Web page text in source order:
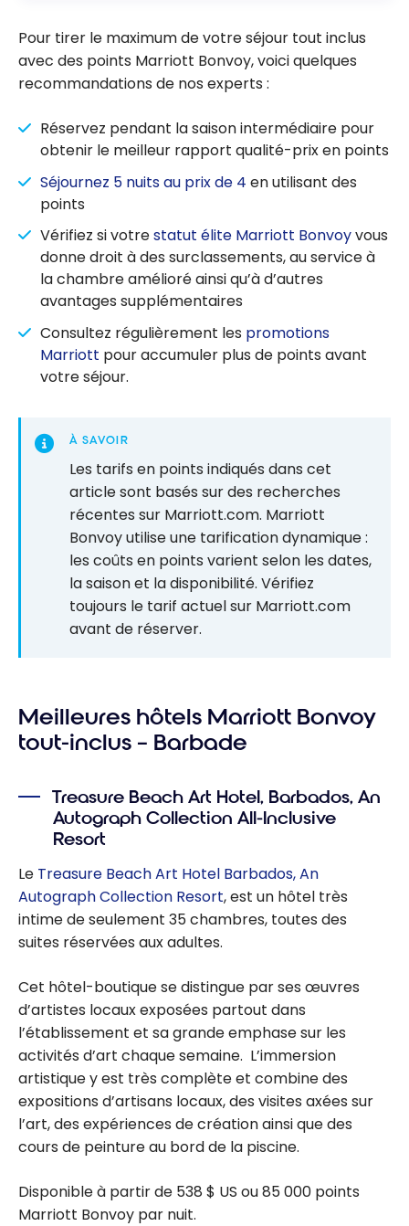
Pour tirer le maximum de votre séjour tout inclus
avec des points Marriott Bonvoy, voici quelques
recommandations de nos experts :
Réservez pendant la saison intermédiaire pour
obtenir le meilleur rapport qualité-prix en points
Séjournez 5 nuits au prix de 4 en utilisant des
points
Vérifiez si votrestatut élite Marriott Bonvoyvous
donne droit à des surclassements, au service à
la chambre amélioré ainsi qu’à d’autres
avantages supplémentaires
Consultez régulièrement les promotions
Marriott pour accumuler plus de points avant
votre séjour.
À SAVOIR
Les tarifs en points indiqués dans cet
article sont basés sur des recherches
récentes sur Marriott.com. Marriott
Bonvoy utilise une tarification dynamique :
les coûts en points varient selon les dates,
la saison et la disponibilité. Vérifiez
toujours le tarif actuel sur Marriott.com
avant de réserver.
Meilleures hôtels Marriott Bonvoy
tout-inclus – Barbade
Treasure Beach Art Hotel, Barbados, An
Autograph Collection All-Inclusive
Resort
Le Treasure Beach Art Hotel Barbados, An
Autograph Collection Resort, est un hôtel très
intime de seulement 35 chambres, toutes des
suites réservées aux adultes.
Cet hôtel-boutique se distingue par ses œuvres
d’artistes locaux exposées partout dans
l’établissement et sa grande emphase sur les
activités d’art chaque semaine. L’immersion
artistique y est très complète et combine des
expositions d’artisans locaux, des visites axées sur
l’art, des expériences de création ainsi que des
cours de peinture au bord de la piscine.
Disponible à partir de 538 $ US ou 85 000 points
Marriott Bonvoy par nuit.